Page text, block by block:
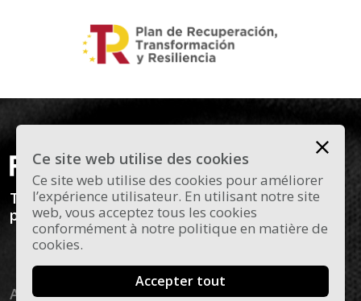
Todas las novedades y curiosidades sobre el
panorama actual del flamenco en Madrid.
Aviso legal Política de cookies
Ce site web utilise des cookies
Ce site web utilise des cookies pour améliorer
l’expérience utilisateur. En utilisant notre site
web, vous acceptez tous les cookies
conformément à notre politique en matière de
cookies.
Accepter tout